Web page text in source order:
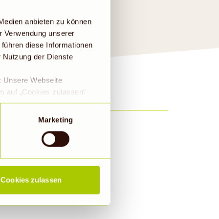
anbieten zu können
Verwendung unserer
diese Informationen
der Dienste
Unsere Webseite
auf „Cookies zulassen“
GVO eingewilligt, dass
Land mit einem nach
Risiko, dass die Daten
Marketing
Cookies zulassen